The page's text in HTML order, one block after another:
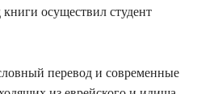
осуществил студент
перевод и современные